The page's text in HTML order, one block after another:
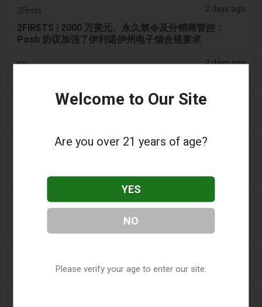
2Firsts 2 days ago
2FIRSTS | 2000 万美元、永久禁令及分销商管控：
Posh 协议加强了伊利诺伊州电子烟合规要求
IOL 2 days ago
2 days ago
一次性电子烟
2 days ago
2FIRSTS | FDA 授权了另外四种尼古丁袋，审查试点已
扩展至初始决定之外
OP-ED：为什么渥太华不应该禁止含香味的电子烟产品
Welcome to Our Site
Are you over 21 years of age?
YES
NO
Please verify your age to enter our site.